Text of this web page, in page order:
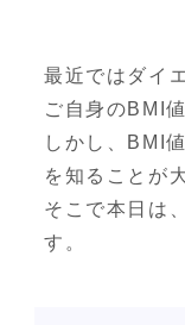
最近ではダイ
ご自身のBMI
しかし、BMI
を知ることが
そこで本日は
す。